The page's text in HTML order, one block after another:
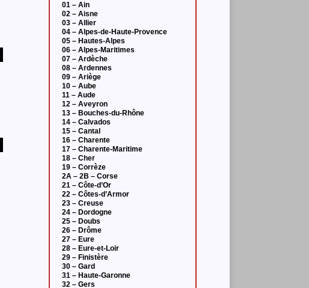
01 – Ain
02 – Aisne
03 – Allier
04 – Alpes-de-Haute-Provence
05 – Hautes-Alpes
06 – Alpes-Maritimes
07 – Ardèche
08 – Ardennes
09 – Ariège
10 – Aube
11 – Aude
12 – Aveyron
13 – Bouches-du-Rhône
14 – Calvados
15 – Cantal
16 – Charente
17 – Charente-Maritime
18 – Cher
19 – Corrèze
2A – 2B – Corse
21 – Côte-d’Or
22 – Côtes-d’Armor
23 – Creuse
24 – Dordogne
25 – Doubs
26 – Drôme
27 – Eure
28 – Eure-et-Loir
29 – Finistère
30 – Gard
31 – Haute-Garonne
32 – Gers